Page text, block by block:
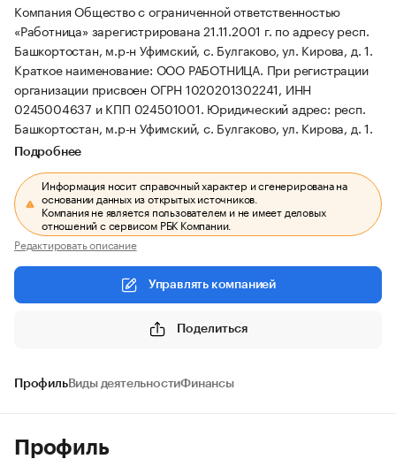
Компания Общество с ограниченной ответственностью
«Работница» зарегистрирована 21.11.2001 г. по адресу респ.
Башкортостан, м.р-н Уфимский, с. Булгаково, ул. Кирова, д. 1.
Краткое наименование: ООО РАБОТНИЦА. При регистрации
организации присвоен ОГРН 1020201302241, ИНН
0245004637 и КПП 024501001. Юридический адрес: респ.
Башкортостан, м.р-н Уфимский, с. Булгаково, ул. Кирова, д. 1.
Подробнее
Информация носит справочный характер и сгенерирована на
основании данных из открытых источников.
Компания не является пользователем и не имеет деловых
отношений с сервисом РБК Компании.
Редактировать описание
Управлять компанией
Поделиться
ПрофильВиды деятельностиФинансы
Профиль